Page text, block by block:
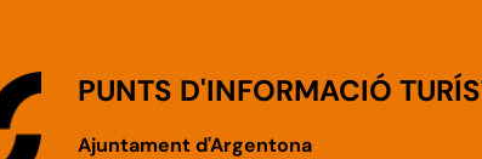
PUNTS D'INFORMACIÓ
Ajuntament d'Argentona